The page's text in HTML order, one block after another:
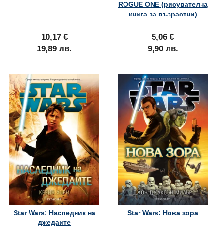
10,17 €
19,89 лв.
ROGUE ONE (рисувателна
книга за възрастни)
5,06 €
9,90 лв.
Star Wars: Наследник на
джедаите
Star Wars: Нова зора